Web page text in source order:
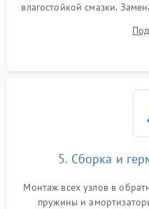
влагостойкой смазки.
или
5. Сборка и
Монтаж всех узлов в
пружины и